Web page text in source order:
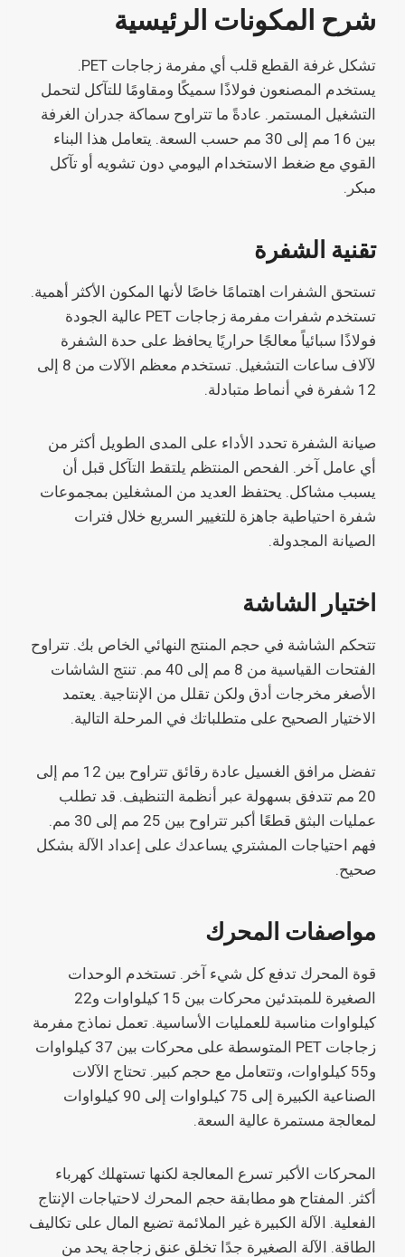
شرح المكونات الرئيسية
تشكل غرفة القطع قلب أي مفرمة زجاجات PET.
يستخدم المصنعون فولاذًا سميكًا ومقاومًا للتآكل لتحمل
التشغيل المستمر. عادةً ما تتراوح سماكة جدران الغرفة
بين 16 مم إلى 30 مم حسب السعة. يتعامل هذا البناء
القوي مع ضغط الاستخدام اليومي دون تشويه أو تآكل
مبكر.
تقنية الشفرة
تستحق الشفرات اهتمامًا خاصًا لأنها المكون الأكثر أهمية.
تستخدم شفرات مفرمة زجاجات PET عالية الجودة
فولاذًا سبائياً معالجًا حراريًا يحافظ على حدة الشفرة
لآلاف ساعات التشغيل. تستخدم معظم الآلات من 8 إلى
12 شفرة في أنماط متبادلة.
صيانة الشفرة تحدد الأداء على المدى الطويل أكثر من
أي عامل آخر. الفحص المنتظم يلتقط التآكل قبل أن
يسبب مشاكل. يحتفظ العديد من المشغلين بمجموعات
شفرة احتياطية جاهزة للتغيير السريع خلال فترات
الصيانة المجدولة.
اختيار الشاشة
تتحكم الشاشة في حجم المنتج النهائي الخاص بك. تتراوح
الفتحات القياسية من 8 مم إلى 40 مم. تنتج الشاشات
الأصغر مخرجات أدق ولكن تقلل من الإنتاجية. يعتمد
الاختيار الصحيح على متطلباتك في المرحلة التالية.
تفضل مرافق الغسيل عادة رقائق تتراوح بين 12 مم إلى
20 مم تتدفق بسهولة عبر أنظمة التنظيف. قد تطلب
عمليات البثق قطعًا أكبر تتراوح بين 25 مم إلى 30 مم.
فهم احتياجات المشتري يساعدك على إعداد الآلة بشكل
صحيح.
مواصفات المحرك
قوة المحرك تدفع كل شيء آخر. تستخدم الوحدات
الصغيرة للمبتدئين محركات بين 15 كيلواوات و22
كيلواوات مناسبة للعمليات الأساسية. تعمل نماذج مفرمة
زجاجات PET المتوسطة على محركات بين 37 كيلواوات
و55 كيلواوات، وتتعامل مع حجم كبير. تحتاج الآلات
الصناعية الكبيرة إلى 75 كيلواوات إلى 90 كيلواوات
لمعالجة مستمرة عالية السعة.
المحركات الأكبر تسرع المعالجة لكنها تستهلك كهرباء
أكثر. المفتاح هو مطابقة حجم المحرك لاحتياجات الإنتاج
الفعلية. الآلة الكبيرة غير الملائمة تضيع المال على تكاليف
الطاقة. الآلة الصغيرة جدًا تخلق عنق زجاجة يحد من